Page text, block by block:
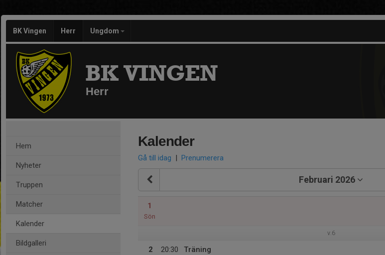
BK Vingen Herr Ungdom
BK VINGEN
Herr
Hem
Nyheter
Truppen
Matcher
Kalender
Bildgalleri
Kalender
Gå till idag | Prenumerera
Februari 2026
1
Sön
v.6
2
20:30
Träning